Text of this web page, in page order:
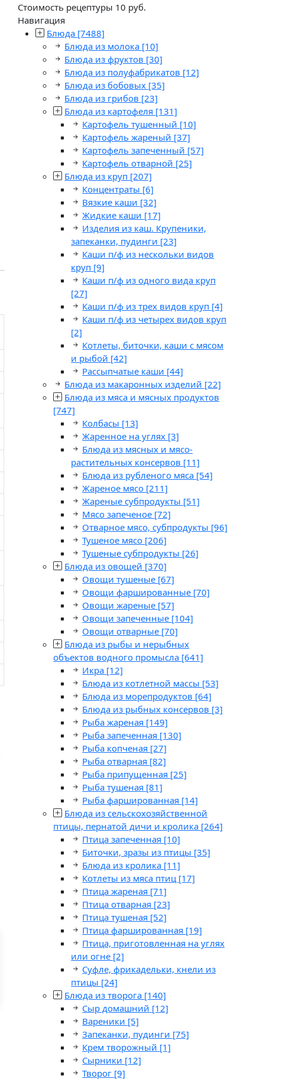
Стоимость рецептуры 10 руб.
Навигация
Блюда [7488]
Блюда из молока [10]
Блюда из фруктов [30]
Блюда из полуфабрикатов [12]
Блюда из бобовых [35]
Блюда из грибов [23]
Блюда из картофеля [131]
Картофель тушенный [10]
Картофель жареный [37]
Картофель запеченный [57]
Картофель отварной [25]
Блюда из круп [207]
Концентраты [6]
Вязкие каши [32]
Жидкие каши [17]
Изделия из каш. Крупеники,
запеканки, пудинги [23]
Каши п/ф из нескольки видов
круп [9]
Каши п/ф из одного вида круп
[27]
Каши п/ф из трех видов круп [4]
Каши п/ф из четырех видов круп
[2]
Котлеты, биточки, каши с мясом
и рыбой [42]
Рассыпчатые каши [44]
Блюда из макаронных изделий [22]
Блюда из мяса и мясных продуктов
[747]
Колбасы [13]
Жаренное на углях [3]
Блюда из мясных и мясо-
растительных консервов [11]
Блюда из рубленого мяса [54]
Жареное мясо [211]
Жареные субпродукты [51]
Мясо запеченое [72]
Отварное мясо, субпродукты [96]
Тушеное мясо [206]
Тушеные субпродукты [26]
Блюда из овощей [370]
Овощи тушеные [67]
Овощи фаршированные [70]
Овощи жареные [57]
Овощи запеченные [104]
Овощи отварные [70]
Блюда из рыбы и нерыбных
объектов водного промысла [641]
Икра [12]
Блюда из котлетной массы [53]
Блюда из морепродуктов [64]
Блюда из рыбных консервов [3]
Рыба жареная [149]
Рыба запеченная [130]
Рыба копченая [27]
Рыба отварная [82]
Рыба припущенная [25]
Рыба тушеная [81]
Рыба фаршированная [14]
Блюда из сельскохозяйственной
птицы, пернатой дичи и кролика [264]
Птица запеченная [10]
Биточки, зразы из птицы [35]
Блюда из кролика [11]
Котлеты из мяса птиц [17]
Птица жареная [71]
Птица отварная [23]
Птица тушеная [52]
Птица фаршированная [19]
Птица, приготовленная на углях
или огне [2]
Суфле, фрикадельки, кнели из
птицы [24]
Блюда из творога [140]
Сыр домашний [12]
Вареники [5]
Запеканки, пудинги [75]
Крем творожный [1]
Сырники [12]
Творог [9]